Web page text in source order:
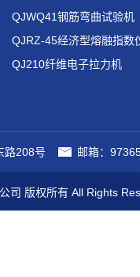
QJWQ41钢筋弯曲试验机
QJRZ-45经济型熔融指数
QJ210纤维电子拉力机
路208号 邮箱：
司 版权所有 All Rights